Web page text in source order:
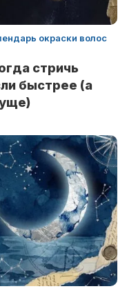
окраски волос
стричь
быстрее (а